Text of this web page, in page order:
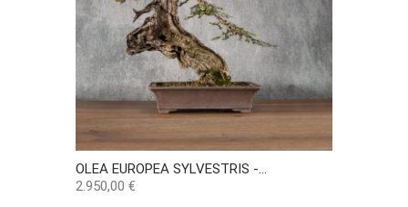
OLEA EUROPEA SYLVESTRIS -...
Precio
2.950,00 €